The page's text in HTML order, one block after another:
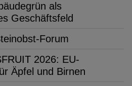
als
Geschäftsfeld
Forum
2026: EU-
Äpfel und Birnen